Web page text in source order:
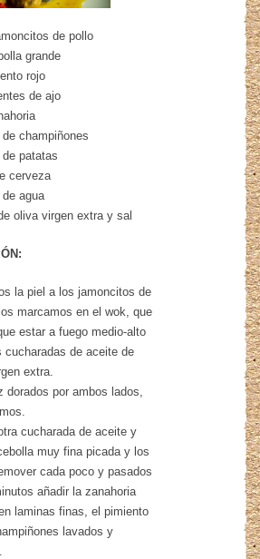
de pollo
grande
rojo
de ajo
de champiñones
patatas
cerveza
agua
oliva virgen extra y sal
la piel a los jamoncitos de
marcamos en el wok, que
estar a fuego medio-alto
cucharadas de aceite de
extra.
dorados por ambos lados,
cucharada de aceite y
muy fina picada y los
cada poco y pasados
añadir la zanahoria
laminas finas, el pimiento
lavados y